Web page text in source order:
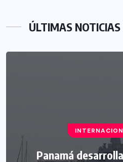
ÚLTIMAS NOTICIAS
Panamá